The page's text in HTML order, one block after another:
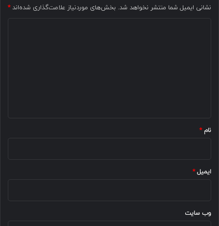
نشانی ایمیل شما منتشر نخواهد شد. بخش‌های موردنیاز علامت‌گذاری شده‌اند*
نام*
ایمیل*
وب‌ سایت